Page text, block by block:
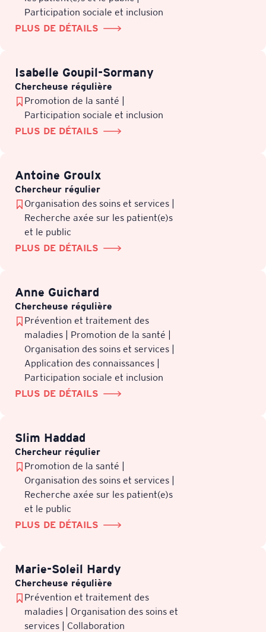
Participation sociale et inclusion
PLUS DE DÉTAILS
Isabelle Goupil-Sormany
Chercheuse régulière
Promotion de la santé |
Participation sociale et inclusion
PLUS DE DÉTAILS
Antoine Groulx
Chercheur régulier
Organisation des soins et services |
Recherche axée sur les patient(e)s
et le public
PLUS DE DÉTAILS
Anne Guichard
Chercheuse régulière
Prévention et traitement des
maladies | Promotion de la santé |
Organisation des soins et services |
Application des connaissances |
Participation sociale et inclusion
PLUS DE DÉTAILS
Slim Haddad
Chercheur régulier
Promotion de la santé |
Organisation des soins et services |
Recherche axée sur les patient(e)s
et le public
PLUS DE DÉTAILS
Marie-Soleil Hardy
Chercheuse régulière
Prévention et traitement des
maladies | Organisation des soins et
services | Collaboration